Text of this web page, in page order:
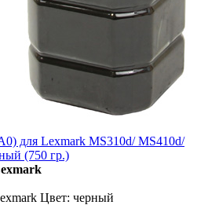
для Lexmark MS310d/ MS410d/
(750 гр.)
Цвет: черный